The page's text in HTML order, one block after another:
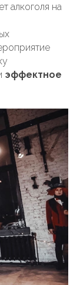
алкоголя на
эффектное